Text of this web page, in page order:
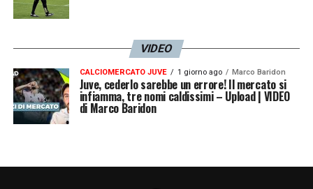
73′ CAMBIO JUVE –
69′ DOPPIO CAMBIO JUVE –Fuori
Conceicao e dentro Miretti, fuori Thuram e
dentro Koopmeiners.
Prati.
VIDEO
CALCIOMERCATO JUVE 1 giorno ago Marco Baridon
Juve, cederlo sarebbe un errore! Il mercato si
infiamma, tre nomi caldissimi – Upload | VIDEO
di Marco Baridon